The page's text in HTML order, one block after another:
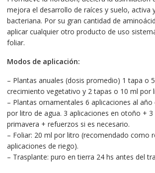
mejora el desarrollo de raíces y suelo, activa
bacteriana. Por su gran cantidad de
aplicar cualquier otro producto de uso
foliar.
Modos de aplicación:
– Plantas anuales (dosis promedio) 1 tapa o
crecimiento vegetativo y 2 tapas o 10 ml por
– Plantas ornamentales 6 aplicaciones al
por litro de agua. 3 aplicaciones en otoño + 3
primavera + refuerzos si es necesario.
– Foliar: 20 ml por litro (recomendado como
aplicaciones de riego).
– Trasplante: puro en tierra 24 hs antes del